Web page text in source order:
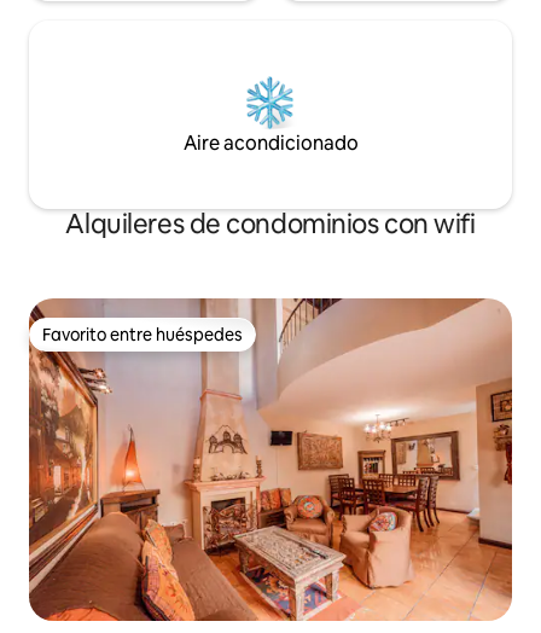
Aire acondicionado
Alquileres de condominios con wifi
Favorito entre huéspedes
Favorito entre huéspedes